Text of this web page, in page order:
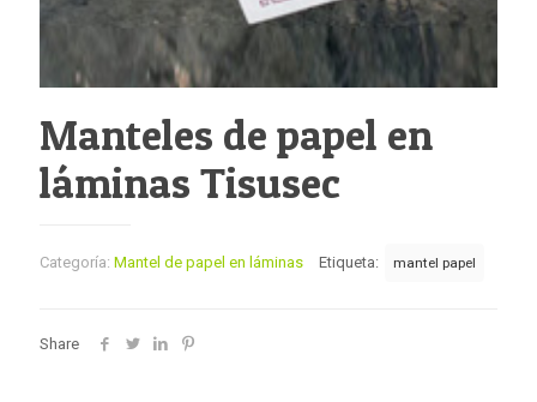
Manteles de papel en
láminas Tisusec
Categoría: Mantel de papel en láminas Etiqueta: mantel papel
Share